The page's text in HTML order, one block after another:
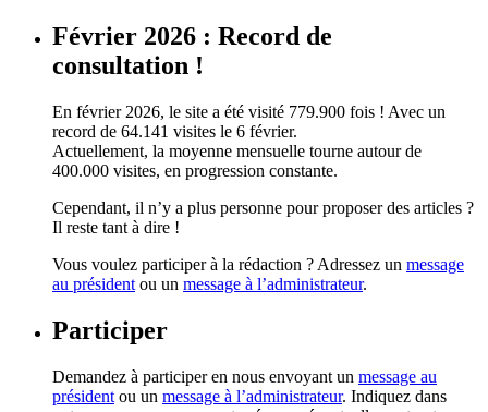
Février 2026 : Record de
consultation !
En février 2026, le site a été visité 779.900 fois ! Avec un
record de 64.141 visites le 6 février.
Actuellement, la moyenne mensuelle tourne autour de
400.000 visites, en progression constante.
Cependant, il n’y a plus personne pour proposer des articles ?
Il reste tant à dire !
Vous voulez participer à la rédaction ? Adressez un message
au président ou un message à l’administrateur.
Participer
Demandez à participer en nous envoyant un message au
président ou un message à l’administrateur. Indiquez dans